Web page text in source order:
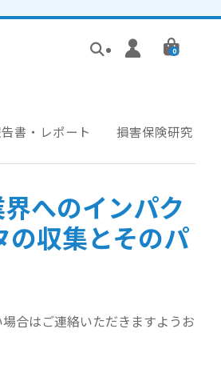
0
書・レポート 損害保険研究
へのインパク
の収集とそのパ
合はご連絡いただきますようお